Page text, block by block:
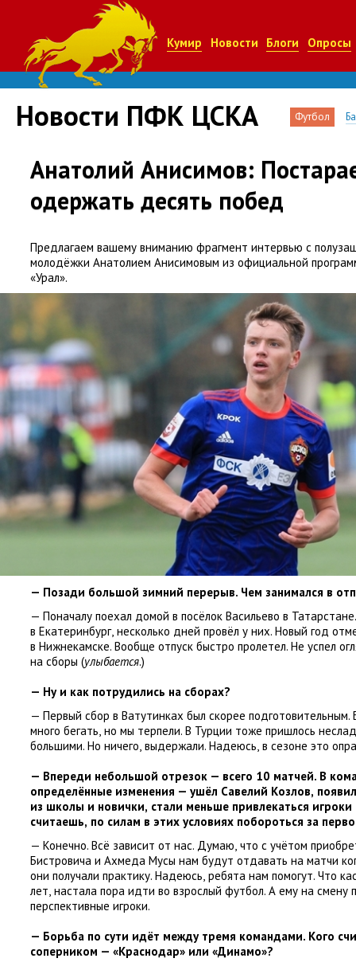
Кумир Новости Блоги Опросы
Новости ПФК ЦСКА Футбол
Анатолий Анисимов:
одержать десять побед
Предлагаем вашему вниманию фрагмент интервью с
молодёжки Анатолием Анисимовым из официальной
«Урал».
— Позади большой зимний перерыв. Чем занимался в
— Поначалу поехал домой в посёлок Васильево в
в Екатеринбург, несколько дней провёл у них. Новый год
в Нижнекамске. Вообще отпуск быстро пролетел. Не успел
на сборы (улыбается.)
— Ну и как потрудились на сборах?
— Первый сбор в Ватутинках был скорее подготовительным.
много бегать но мы терпели. В Турции тоже пришлось
большими. Но ничего выдержали. Надеюсь в сезоне это
— Впереди небольшой отрезок — всего 10 матчей. В
определённые изменения — ушёл Савелий Козлов,
из школы и новички, стали меньше привлекаться игроки
считаешь, по силам в этих условиях побороться за
— Конечно. Всё зависит от нас. Думаю что с учётом
Бистровича и Ахмеда Мусы нам будут отдавать на матчи
они получали практику. Надеюсь ребята нам помогут. Что
лет настала пора идти во взрослый футбол. А ему на
перспективные игроки.
— Борьба по сути идёт между тремя командами. Кого
соперником — «Краснодар» или «Динамо»?